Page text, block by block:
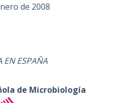
de 2008
EN ESPAÑA
de Microbiología